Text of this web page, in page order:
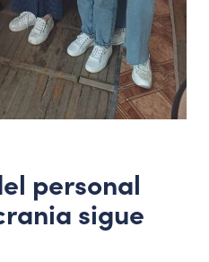
personal
sigue